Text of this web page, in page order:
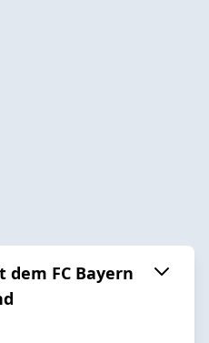
dem FC Bayern